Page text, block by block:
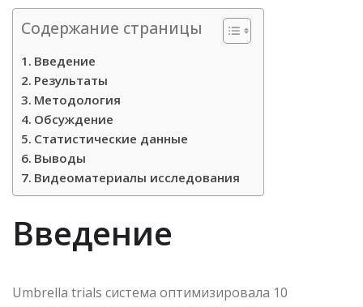
Содержание страницы
Введение
Результаты
Методология
Обсуждение
Статистические данные
Выводы
Видеоматериалы исследования
Введение
Umbrella trials система оптимизировала 10